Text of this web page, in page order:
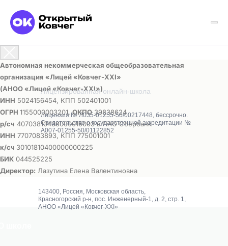
Автономная некоммерческая общеобразовательная
организация «Лицей «Ковчег-ХХI»
(АНОО «Лицей «Ковчег-ХХI»)
ИНН 5024156454, КПП 502401001
ОГРН 1155000003201,ОКПО39838624
р/сч 40703810438000015003 в ПАО Сбербанк
ИНН 7707083893, КПП 775001001
к/сч 30101810400000000225
БИК 044525225
Директор: Лазутина Елена Валентиновна
143400, Россия, Московская область,
Красногорский р-н, пос. Инженерный-1, д. 2, стр. 1,
АНОО «Лицей «Ковчег-XXI»
Лицензированная онлайн-школа
Лицензия № Л035-01255-50/00217448, бессрочно.
Свидетельство о государственной аккредитации №
А007-01255-50/01122852